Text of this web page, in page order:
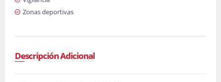
Zonas deportivas
Descripción Adicional